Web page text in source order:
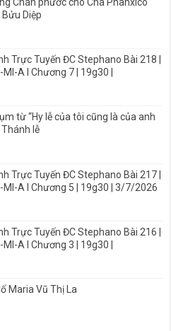
Diệp
Trực Tuyến ĐC Stephano Bài 218 |
MI-A I Chương 7 | 19g30 |
từ “Hy lễ của tôi cũng là của anh
lễ
Trực Tuyến ĐC Stephano Bài 217 |
MI-A I Chương 5 | 19g30 | 3/7/2026
Trực Tuyến ĐC Stephano Bài 216 |
MI-A I Chương 3 | 19g30 |
Maria Vũ Thị La